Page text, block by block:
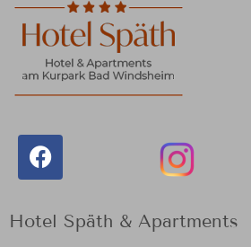
Hotel Späth & Apartments